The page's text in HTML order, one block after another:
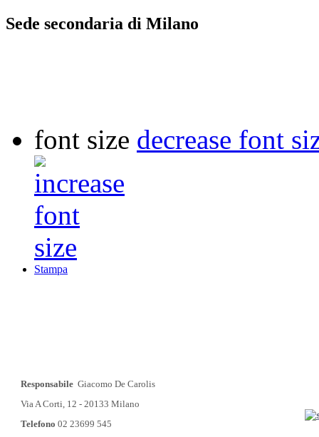
Sede secondaria di Milano
font size decrease font
Stampa
Responsabile Giacomo De Carolis
Via A Corti, 12 - 20133 Milano
Telefono 02 23699 545